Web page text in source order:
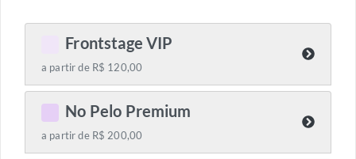
Frontstage VIP
a partir de R$ 120,00
No Pelo Premium
a partir de R$ 200,00